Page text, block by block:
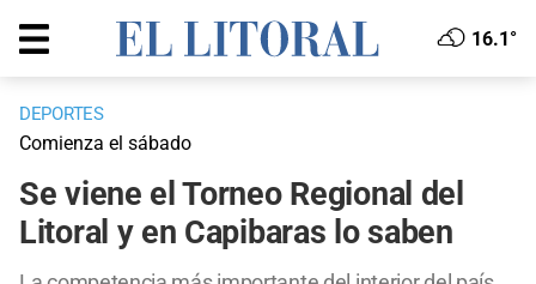
16.1°
DEPORTES
Comienza el sábado
Se viene el Torneo Regional del
Litoral y en Capibaras lo saben